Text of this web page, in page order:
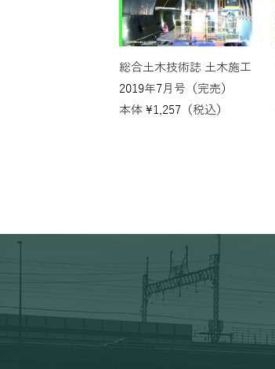
総合土木技術誌 土木施工
2019年7月号（完売）
本体 ¥1,257 （税込）